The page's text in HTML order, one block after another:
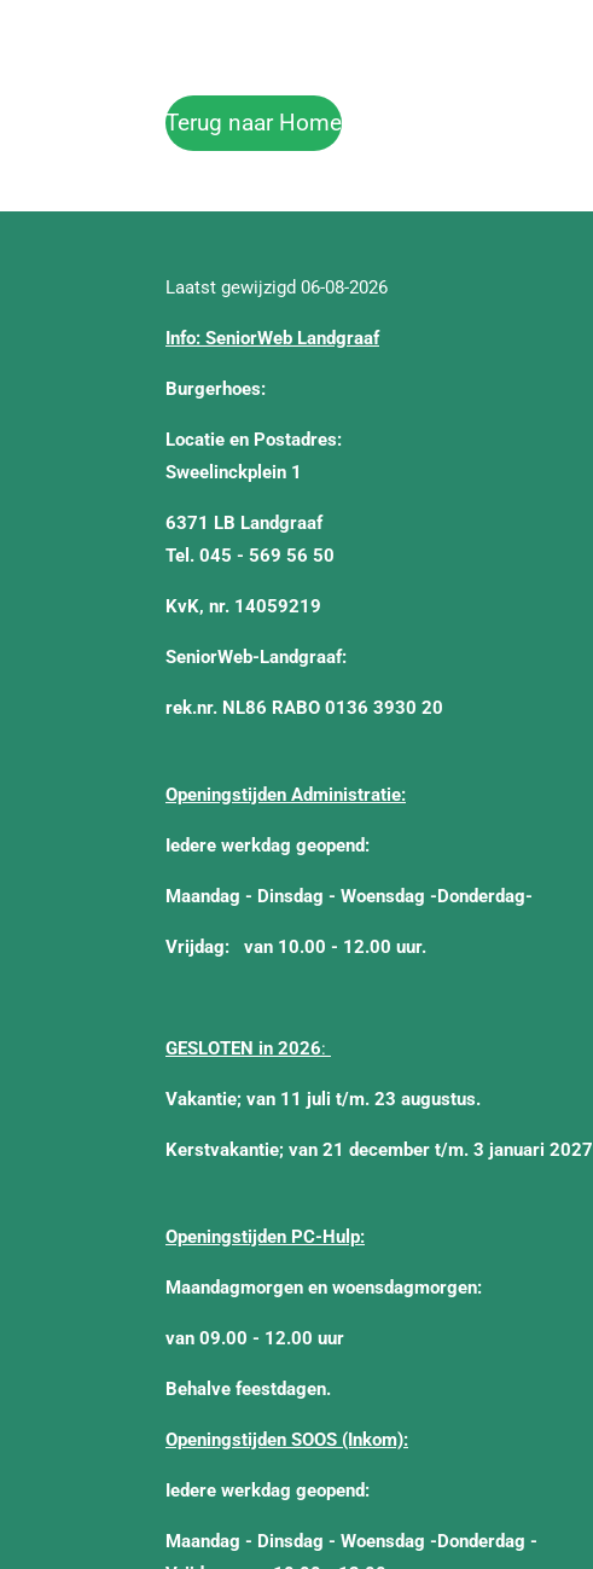
Terug naar Home
Laatst gewijzigd 06-08-2026
Info: SeniorWeb Landgraaf
Burgerhoes:
Locatie en Postadres:
Sweelinckplein 1
6371 LB Landgraaf
Tel. 045 - 569 56 50
KvK, nr. 14059219
SeniorWeb-Landgraaf:
rek.nr. NL86 RABO 0136 3930 20
Openingstijden Administratie:
Iedere werkdag geopend:
Maandag - Dinsdag - Woensdag -Donderdag-
Vrijdag: van 10.00 - 12.00 uur.
GESLOTEN in 2026:
Vakantie; van 11 juli t/m. 23 augustus.
Kerstvakantie; van 21 december t/m. 3 januari 2027
Openingstijden PC-Hulp:
Maandagmorgen en woensdagmorgen:
van 09.00 - 12.00 uur
Behalve feestdagen.
Openingstijden SOOS (Inkom):
Iedere werkdag geopend:
Maandag - Dinsdag - Woensdag -Donderdag -